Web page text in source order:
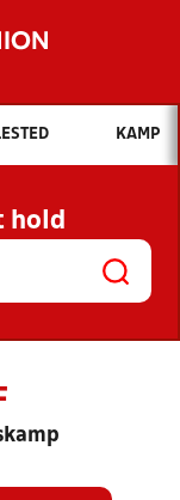
vil du søge efter?
NYHEDER
OG
KAMP
hold